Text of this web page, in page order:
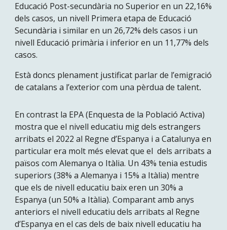
Educació Post-secundària no Superior en un 22,16%
dels casos, un nivell Primera etapa de Educació
Secundària i similar en un 26,72% dels casos i un
nivell Educació primària i inferior en un 11,77% dels
casos.
Està doncs plenament justificat parlar de l’emigració
de catalans a l’exterior com una pèrdua de talent.
En contrast la EPA (Enquesta de la Població Activa)
mostra que el nivell educatiu mig dels estrangers
arribats el 2022 al Regne d’Espanya i a Catalunya en
particular era molt més elevat que el dels arribats a
països com Alemanya o Itàlia. Un 43% tenia estudis
superiors (38% a Alemanya i 15% a Itàlia) mentre
que els de nivell educatiu baix eren un 30% a
Espanya (un 50% a Itàlia). Comparant amb anys
anteriors el nivell educatiu dels arribats al Regne
d’Espanya en el cas dels de baix nivell educatiu ha